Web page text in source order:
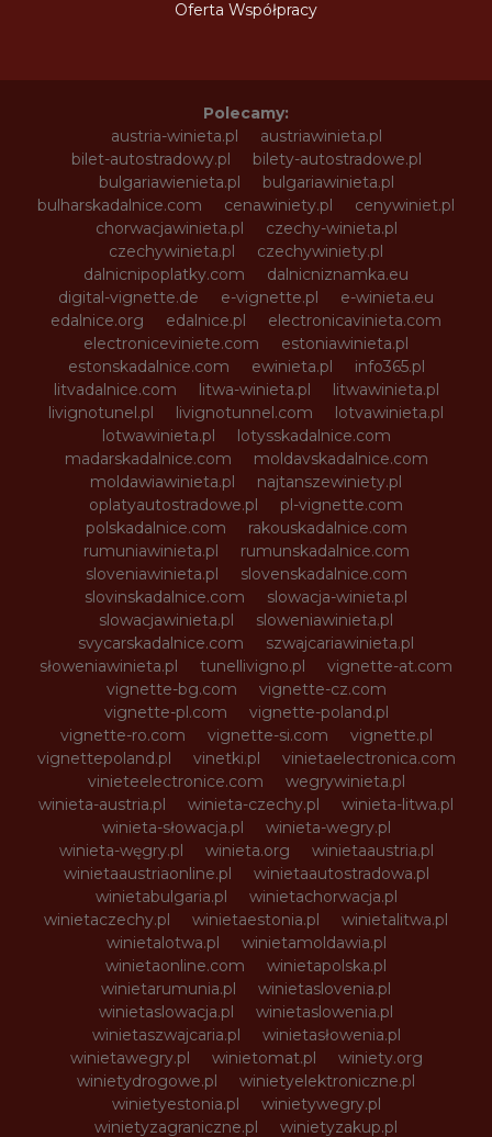
Oferta Współpracy
Polecamy:
austria-winieta.pl
austriawinieta.pl
bilet-autostradowy.pl
bilety-autostradowe.pl
bulgariawienieta.pl
bulgariawinieta.pl
bulharskadalnice.com
cenawiniety.pl
cenywiniet.pl
chorwacjawinieta.pl
czechy-winieta.pl
czechywinieta.pl
czechywiniety.pl
dalnicnipoplatky.com
dalnicniznamka.eu
digital-vignette.de
e-vignette.pl
e-winieta.eu
edalnice.org
edalnice.pl
electronicavinieta.com
electroniceviniete.com
estoniawinieta.pl
estonskadalnice.com
ewinieta.pl
info365.pl
litvadalnice.com
litwa-winieta.pl
litwawinieta.pl
livignotunel.pl
livignotunnel.com
lotvawinieta.pl
lotwawinieta.pl
lotysskadalnice.com
madarskadalnice.com
moldavskadalnice.com
moldawiawinieta.pl
najtanszewiniety.pl
oplatyautostradowe.pl
pl-vignette.com
polskadalnice.com
rakouskadalnice.com
rumuniawinieta.pl
rumunskadalnice.com
sloveniawinieta.pl
slovenskadalnice.com
slovinskadalnice.com
slowacja-winieta.pl
slowacjawinieta.pl
sloweniawinieta.pl
svycarskadalnice.com
szwajcariawinieta.pl
słoweniawinieta.pl
tunellivigno.pl
vignette-at.com
vignette-bg.com
vignette-cz.com
vignette-pl.com
vignette-poland.pl
vignette-ro.com
vignette-si.com
vignette.pl
vignettepoland.pl
vinetki.pl
vinietaelectronica.com
vinieteelectronice.com
wegrywinieta.pl
winieta-austria.pl
winieta-czechy.pl
winieta-litwa.pl
winieta-słowacja.pl
winieta-wegry.pl
winieta-węgry.pl
winieta.org
winietaaustria.pl
winietaaustriaonline.pl
winietaautostradowa.pl
winietabulgaria.pl
winietachorwacja.pl
winietaczechy.pl
winietaestonia.pl
winietalitwa.pl
winietalotwa.pl
winietamoldawia.pl
winietaonline.com
winietapolska.pl
winietarumunia.pl
winietaslovenia.pl
winietaslowacja.pl
winietaslowenia.pl
winietaszwajcaria.pl
winietasłowenia.pl
winietawegry.pl
winietomat.pl
winiety.org
winietydrogowe.pl
winietyelektroniczne.pl
winietyestonia.pl
winietywegry.pl
winietyzagraniczne.pl
winietyzakup.pl